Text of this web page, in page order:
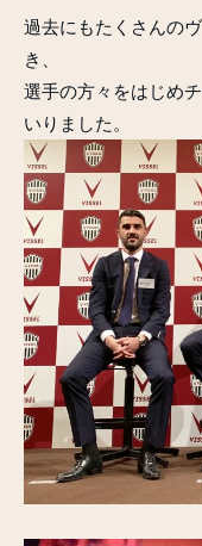
過去にもたくさんの
き、
選手の方々をはじめ
いりました。